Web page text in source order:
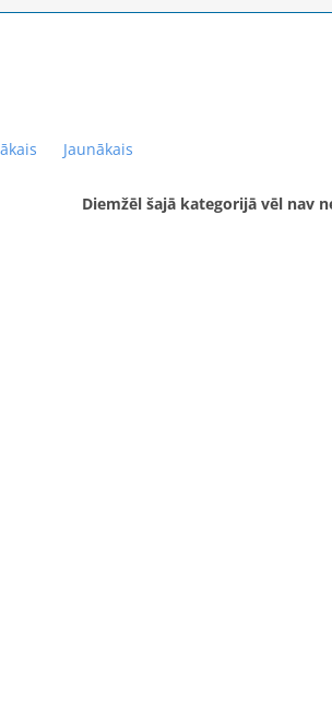
Jaunākais
Diemžēl šajā kategorijā vēl nav